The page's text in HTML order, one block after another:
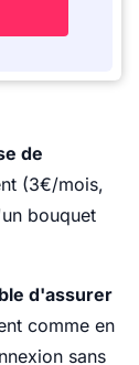
de
(3€/mois,
bouquet
d'assurer
comme en
sans